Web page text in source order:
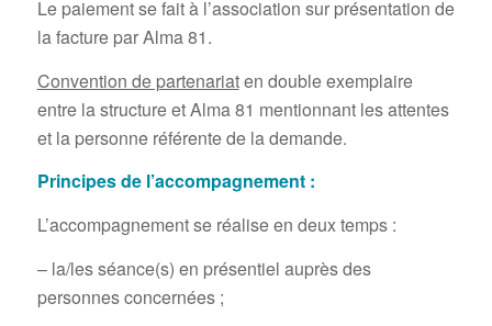
Le paiement se fait à l’association sur présentation de
la facture par Alma 81.
Convention de partenariaten double exemplaire
entre la structure et Alma 81 mentionnant les attentes
et la personne référente de la demande.
Principes de l’accompagnement :
L’accompagnement se réalise en deux temps :
– la/les séance(s) en présentiel auprès des
personnes concernées ;